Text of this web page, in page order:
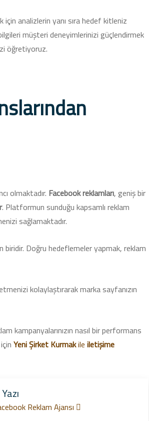
için analizlerin yanı sıra hedef kitleniz
müşteri deneyimlerinizi güçlendirmek
öğretiyoruz.
olmaktadır. Facebookreklamları, geniş bir
. Platformun sunduğu kapsamlı reklam
sağlamaktadır.
Doğru hedeflemeler yapmak, reklam
kolaylaştırarak marka sayfanızın
kampanyalarınızın nasıl bir performans
Yeni Şirket Kurmakile iletişime
Reklam Ajansı